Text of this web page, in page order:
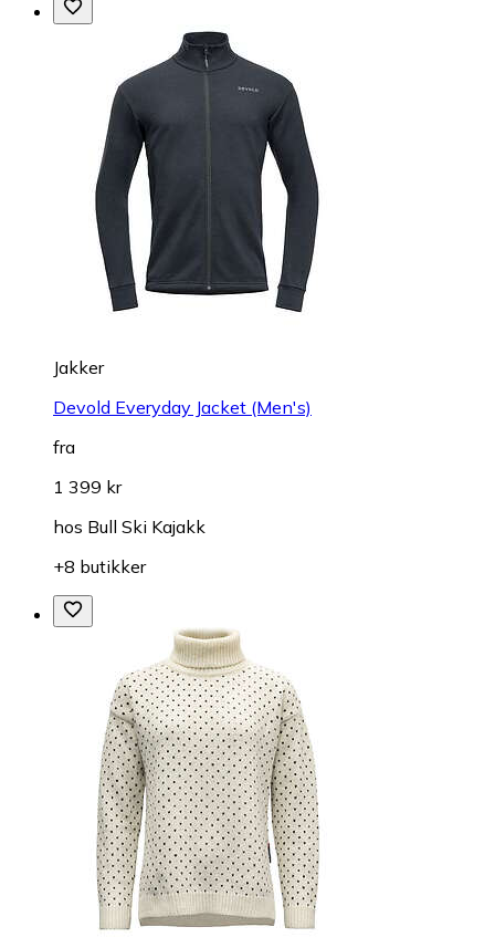
Jakker
Devold Everyday Jacket (Men's)
fra
1 399 kr
hos Bull Ski Kajakk
+8 butikker